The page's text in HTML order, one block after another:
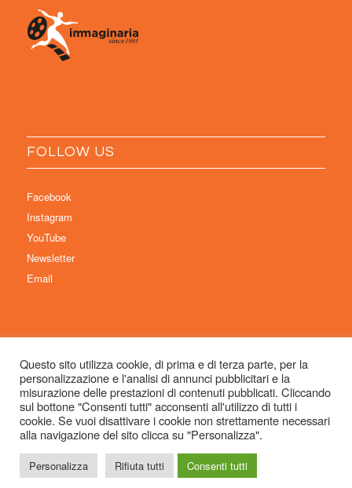
FOLLOW US
Facebook
Instagram
YouTube
Newsletter
Email
© Copyright 2026 Immaginaria International Film Festival - Un progetto di:
Associazione Culturale Visibilia APS – Sede legale: Studio Commercialista
Dott.ssa Michela Sabattini, via D’Azeglio 71, 40123 Bologna –
info@immaginariaff.it- Tutti i diritti riservati -Privacy Policy- Site Design:
Simple
Questo sito utilizza cookie, di prima e di terza parte, per la
personalizzazione e l'analisi di annunci pubblicitari e la
misurazione delle prestazioni di contenuti pubblicati. Cliccando
sul bottone "Consenti tutti" acconsenti all'utilizzo di tutti i
cookie. Se vuoi disattivare i cookie non strettamente necessari
alla navigazione del sito clicca su "Personalizza".
Personalizza Rifiuta tutti Consenti tutti